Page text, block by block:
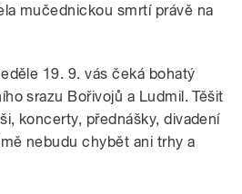
mučednickou smrtí právě na
19. 9. vás čeká bohatý
srazu Bořivojů a Ludmil. Těšit
koncerty, přednášky, divadení
nebudu chybět ani trhy a